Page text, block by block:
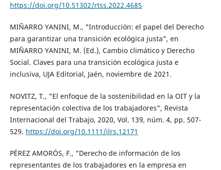
https://doi.org/10.51302/rtss.2022.4685
MIÑARRO YANINI, M., "Introducción: el papel del Derecho
para garantizar una transición ecológica justa", en
MIÑARRO YANINI, M. (Ed.), Cambio climático y Derecho
Social. Claves para una transición ecológica justa e
inclusiva, UJA Editorial, Jaén, noviembre de 2021.
NOVITZ, T., "El enfoque de la sostenibilidad en la OIT y la
representación colectiva de los trabajadores", Revista
Internacional del Trabajo, 2020, Vol. 139, núm. 4, pp. 507-
529. https://doi.org/10.1111/ilrs.12171
PÉREZ AMORÓS, F., "Derecho de información de los
representantes de los trabajadores en la empresa en